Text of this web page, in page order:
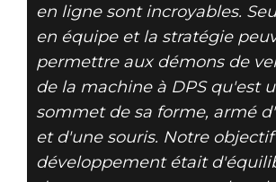
MISE À
SUR
DU 9 AVRIL
en ligne sont incroyables.
en équipe et la stratégie
permettre aux démons de
de la machine à DPS qu'est
sommet de sa forme, armé
et d'une souris. Notre
développement était